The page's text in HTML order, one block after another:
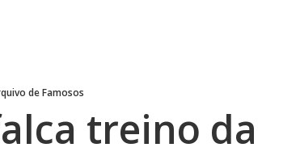
de Famosos
treino da